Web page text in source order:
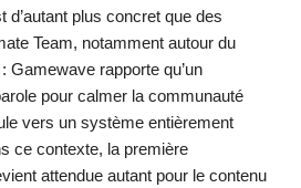
d’autant plus concret que des
Team, notamment autour du
Gamewave rapporte qu’un
pour calmer la communauté
vers un système entièrement
ce contexte, la première
attendue autant pour le contenu